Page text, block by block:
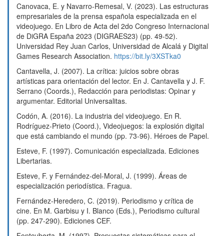
Canovaca, E. y Navarro-Remesal, V. (2023). Las estructuras
empresariales de la prensa española especializada en el
videojuego. En Libro de Acta del 2do Congreso Internacional
de DiGRA España 2023 (DIGRAES23) (pp. 49-52).
Universidad Rey Juan Carlos, Universidad de Alcalá y Digital
Games Research Association. https://bit.ly/3XSTka0
Cantavella, J. (2007). La crítica: juicios sobre obras
artísticas para orientación del lector. En J. Cantavella y J. F.
Serrano (Coords.), Redacción para periodistas: Opinar y
argumentar. Editorial Universalitas.
Codón, A. (2016). La industria del videojuego. En R.
Rodríguez-Prieto (Coord.), Videojuegos: la explosión digital
que está cambiando el mundo (pp. 73-96). Héroes de Papel.
Esteve, F. (1997). Comunicación especializada. Ediciones
Libertarias.
Esteve, F. y Fernández-del-Moral, J. (1999). Áreas de
especialización periodística. Fragua.
Fernández-Heredero, C. (2019). Periodismo y crítica de
cine. En M. Garbisu y I. Blanco (Eds.), Periodismo cultural
(pp. 247-290). Ediciones CEF.